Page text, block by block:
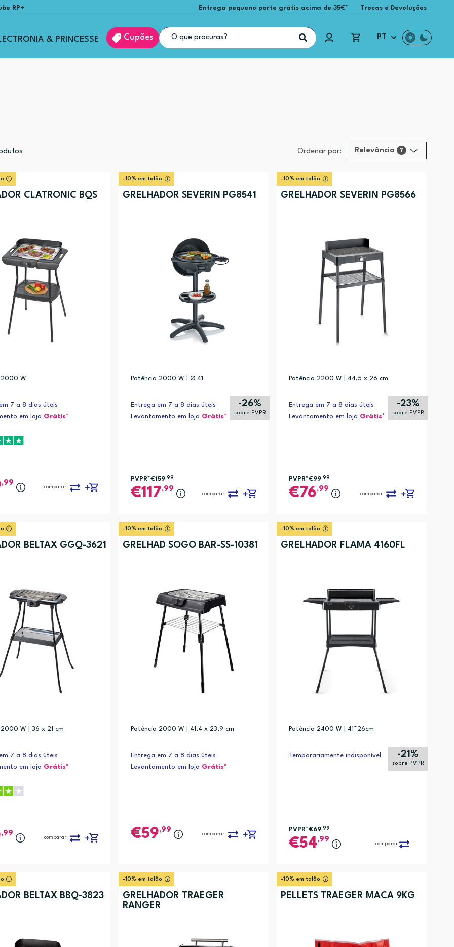
RP+ Entrega pequeno porte grátis acima de 35€* Trocas e Devoluções
& PRINCESSE Cupões PT
Heartland, Homestead grills (1)
Ordenar por: Relevância ?
Alfabética (Z-A)
CLATRONIC BQS
2000 W
7 a 8 dias úteis
em loja Grátis*
,99
comparar
-10% em talão
GRELHADOR SEVERIN PG8541
Potência 2000 W | Ø 41
Entrega em 7 a 8 dias úteis
Levantamento em loja Grátis*
-26%
sobre PVPR
PVPR*€159,99
117,99
comparar
-10% em talão
GRELHADOR SEVERIN PG8566
Potência 2200 W | 44,5 x 26 cm
Entrega em 7 a 8 dias úteis
Levantamento em loja Grátis*
-23%
sobre PVPR
PVPR*€99,99
76,99
comparar
BELTAX GGQ-3621
2000 W | 36 x 21 cm
7 a 8 dias úteis
em loja Grátis*
,99
comparar
-10% em talão
GRELHAD SOGO BAR-SS-10381
Potência 2000 W | 41,4 x 23,9 cm
Entrega em 7 a 8 dias úteis
Levantamento em loja Grátis*
59,99
comparar
-10% em talão
GRELHADOR FLAMA 4160FL
Potência 2400 W | 41*26cm
Temporariamente indisponível -21%
sobre PVPR
PVPR*€69,99
54,99
comparar
BELTAX BBQ-3823
-10% em talão
GRELHADOR TRAEGER
RANGER
-10% em talão
PELLETS TRAEGER MACA 9KG